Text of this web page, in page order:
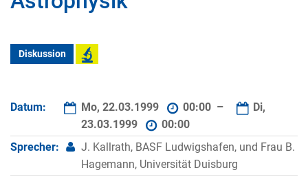
Diskussion
Datum: Mo, 22.03.1999 00:00 –
Di,
23.03.1999
00:00
Sprecher:
J. Kallrath, BASF Ludwigshafen, und Frau B.
Hagemann, Universität Duisburg